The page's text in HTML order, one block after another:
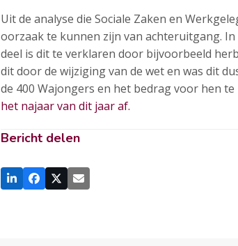
Uit de analyse die Sociale Zaken en
oorzaak te kunnen zijn van achteruitgang.
deel is dit te verklaren door bijvoorbeeld
dit door de wijziging van de wet en was dit
de 400 Wajongers en het bedrag voor hen te
het najaar van dit jaar af.
Bericht delen